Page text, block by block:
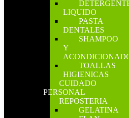
LIQUIDO
PASTA
DENTALES
SHAMPOO
Y
TOALLAS
HIGIENICAS
CUIDADO
PERSONAL
REPOSTERIA
GELATINA